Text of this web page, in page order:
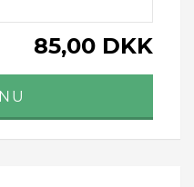
85,00 DKK